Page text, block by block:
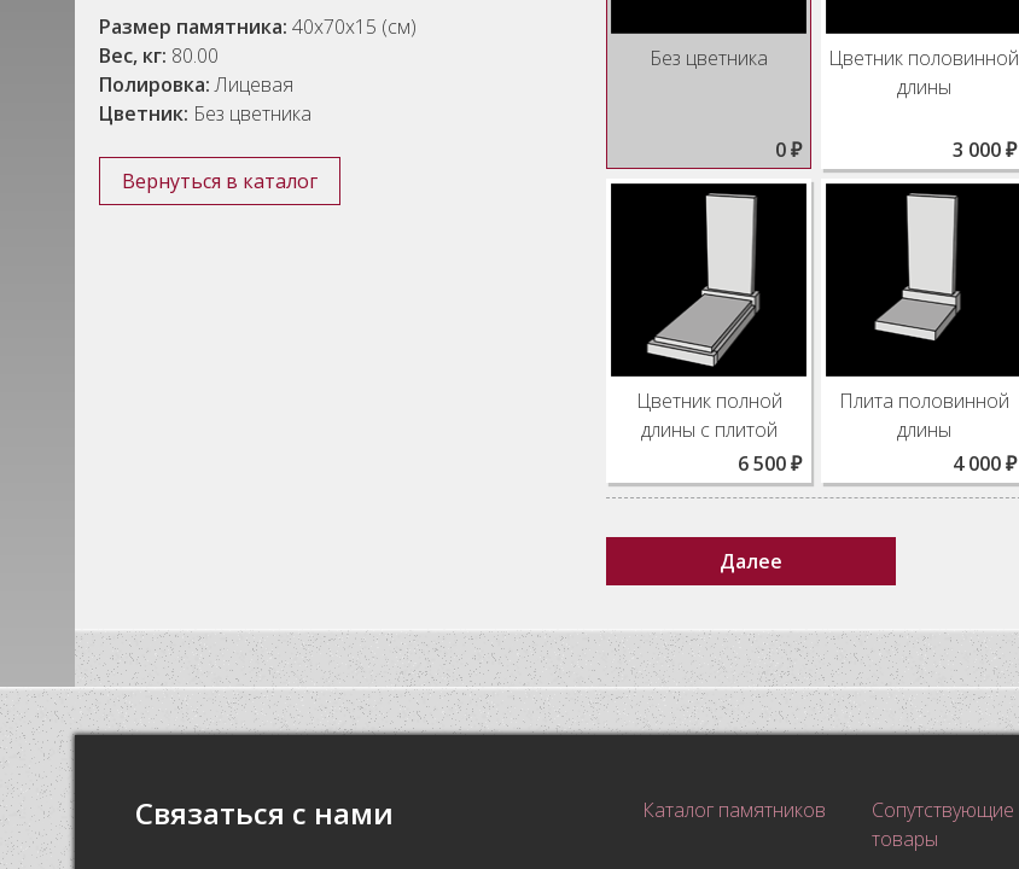
Размер памятника: 40x70x15 (см)
Вес, кг: 80.00
Полировка: Лицевая
Цветник: Без цветника
Вернуться в каталог
Без цветника
0 ₽
Цветник половинной
длины
3 000 ₽
Цветник полной
длины с плитой
6 500 ₽
Плита половинной
длины
4 000 ₽
Далее
Связаться с нами Каталог памятников
Сопутствующие
товары